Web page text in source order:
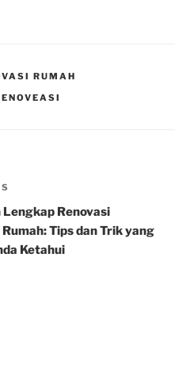
RUMAH
Lengkap Renovasi
Rumah: Tips dan Trik yang
Ketahui